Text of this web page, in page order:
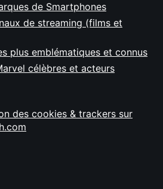
de Smartphones
de streaming (films et
plus emblématiques et connus
célèbres et acteurs
des cookies & trackers sur